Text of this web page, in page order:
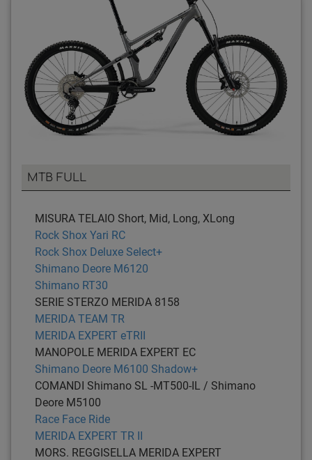
MTB FULL
MISURA TELAIO Short, Mid, Long, XLong
Rock Shox Yari RC
Rock Shox Deluxe Select+
Shimano Deore M6120
Shimano RT30
SERIE STERZO MERIDA 8158
MERIDA TEAM TR
MERIDA EXPERT eTRII
MANOPOLE MERIDA EXPERT EC
Shimano Deore M6100 Shadow+
COMANDI Shimano SL -MT500-IL / Shimano
Deore M5100
Race Face Ride
MERIDA EXPERT TR II
MORS. REGGISELLA MERIDA EXPERT